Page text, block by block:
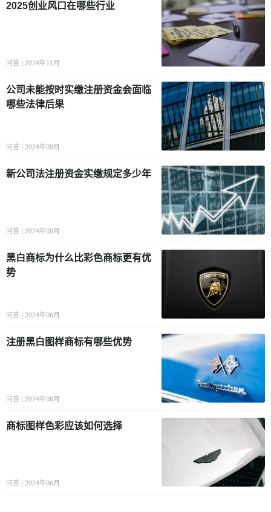
2025创业风口在哪些行业
问答 | 2024年11月
公司未能按时实缴注册资金会面临
哪些法律后果
问答 | 2024年09月
新公司法注册资金实缴规定多少年
问答 | 2024年09月
黑白商标为什么比彩色商标更有优
势
问答 | 2024年06月
注册黑白图样商标有哪些优势
问答 | 2024年06月
商标图样色彩应该如何选择
问答 | 2024年06月